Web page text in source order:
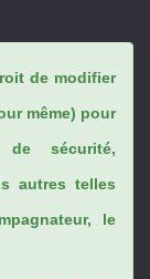
de modifier
même) pour
de sécurité,
autres telles
le